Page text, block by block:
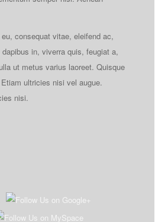
consequat vitae, eleifend ac,
in, viverra quis, feugiat a,
ut metus varius laoreet. Quisque
ultricies nisi vel augue.
nisi.